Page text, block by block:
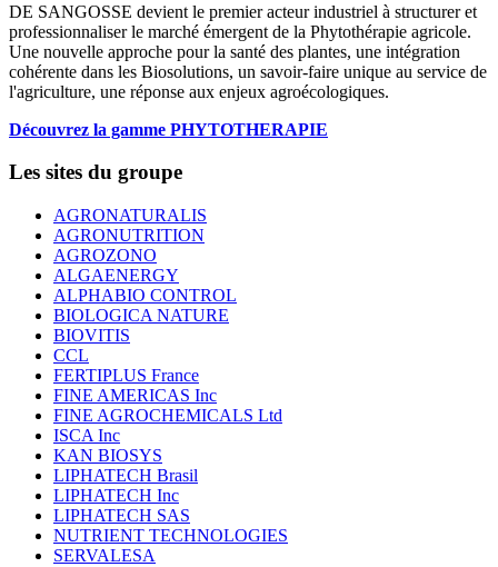
DE SANGOSSE devient le premier acteur industriel à structurer et
professionnaliser le marché émergent de la Phytothérapie agricole.
Une nouvelle approche pour la santé des plantes, une intégration
cohérente dans les Biosolutions, un savoir-faire unique au service de
l'agriculture, une réponse aux enjeux agroécologiques.
Découvrez la gamme PHYTOTHERAPIE
Les sites du groupe
AGRONATURALIS
AGRONUTRITION
AGROZONO
ALGAENERGY
ALPHABIO CONTROL
BIOLOGICA NATURE
BIOVITIS
CCL
FERTIPLUS France
FINE AMERICAS Inc
FINE AGROCHEMICALS Ltd
ISCA Inc
KAN BIOSYS
LIPHATECH Brasil
LIPHATECH Inc
LIPHATECH SAS
NUTRIENT TECHNOLOGIES
SERVALESA